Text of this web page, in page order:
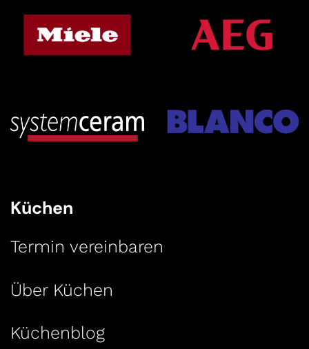
Küchen
Termin vereinbaren
Über Küchen
Küchenblog